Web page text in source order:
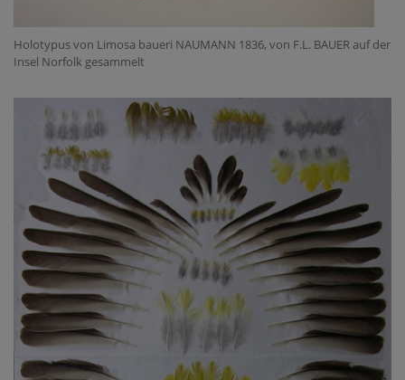
Holotypus von Limosa baueri NAUMANN 1836, von F.L. BAUER auf der
Insel Norfolk gesammelt